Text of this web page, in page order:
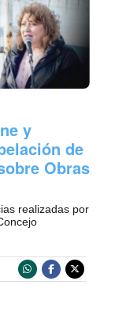
y
de
Obras
realizadas por